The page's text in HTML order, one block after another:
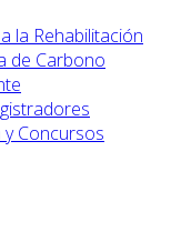
la Rehabilitación
de Carbono
Concursos